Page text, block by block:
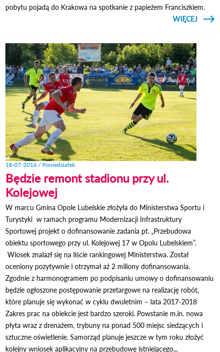
pobytu pojadą do Krakowa na spotkanie z papieżem Franciszkiem.
CZYTAJ
WIĘCEJ
18-07-2016 / Poniedziałek
Będzie remont stadionu przy ul.
Kolejowej
W marcu Gmina Opole Lubelskie złożyła do Ministerstwa Sportu i
Turystyki w ramach programu Modernizacji Infrastruktury
Sportowej projekt o dofinansowanie zadania pt. „Przebudowa
obiektu sportowego przy ul. Kolejowej 17 w Opolu Lubelskiem”.
Wiosek znalazł się na liście rankingowej Ministerstwa. Został
oceniony pozytywnie i otrzymał aż 2 miliony dofinansowania.
Zgodnie z harmonogramem po podpisaniu umowy o dofinansowaniu
będzie ogłoszone postępowanie przetargowe na realizację robót,
które planuje się wykonać w cyklu dwuletnim – lata 2017-2018
Zakres prac na obiekcie jest bardzo szeroki. Powstanie m.in. nowa
płyta wraz z drenażem, trybuny na ponad 500 miejsc siedzących i
sztuczne oświetlenie. Samorząd planuje jeszcze w tym roku złożyć
kolejny wniosek aplikacyjny na przebudowę istniejącego...